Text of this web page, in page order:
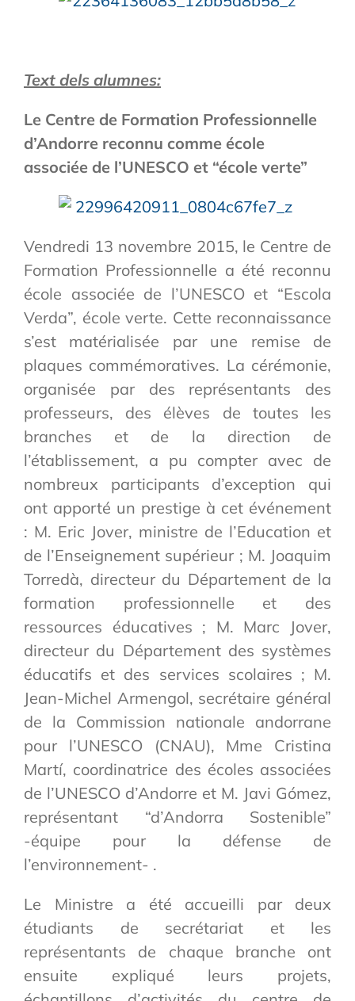
Text dels alumnes:
Le Centre de Formation Professionnelle
d’Andorre reconnu comme école
associée de l’UNESCO et “école verte”
Vendredi 13 novembre 2015, le Centre de
Formation Professionnelle a été reconnu
école associée de l’UNESCO et “Escola
Verda”, école verte. Cette reconnaissance
s’est matérialisée par une remise de
plaques commémoratives. La cérémonie,
organisée par des représentants des
professeurs, des élèves de toutes les
branches et de la direction de
l’établissement, a pu compter avec de
nombreux participants d’exception qui
ont apporté un prestige à cet événement
: M. Eric Jover, ministre de l’Education et
de l’Enseignement supérieur ; M. Joaquim
Torredà, directeur du Département de la
formation professionnelle et des
ressources éducatives ; M. Marc Jover,
directeur du Département des systèmes
éducatifs et des services scolaires ; M.
Jean-Michel Armengol, secrétaire général
de la Commission nationale andorrane
pour l’UNESCO (CNAU), Mme Cristina
Martí, coordinatrice des écoles associées
de l’UNESCO d’Andorre et M. Javi Gómez,
représentant “d’Andorra Sostenible”
-équipe pour la défense de
l’environnement- .
Le Ministre a été accueilli par deux
étudiants de secrétariat et les
représentants de chaque branche ont
ensuite expliqué leurs projets,